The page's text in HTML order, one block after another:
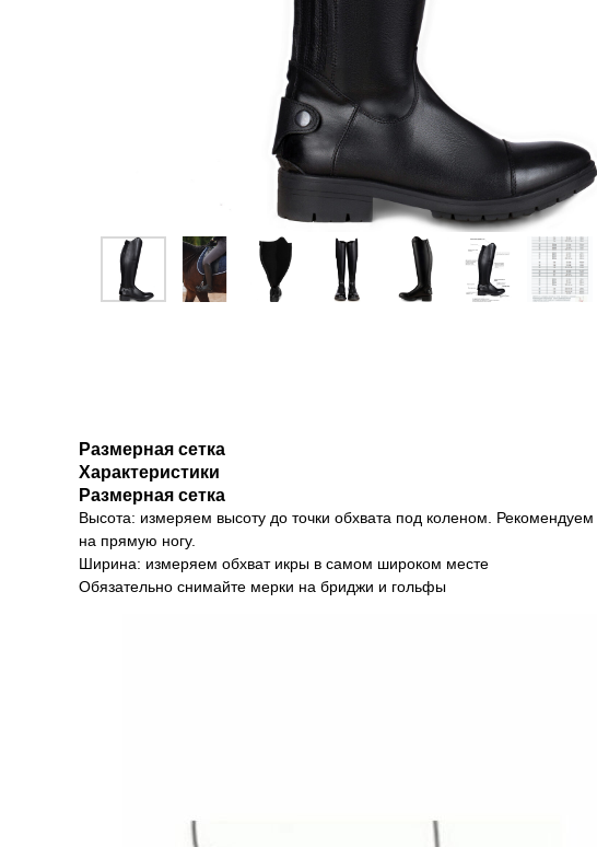
Размерная сетка
Характеристики
Размерная сетка
Высота: измеряем высоту до точки обхвата под коленом.
на прямую ногу.
Ширина: измеряем обхват икры в самом широком месте
Обязательно снимайте мерки на бриджи и гольфы